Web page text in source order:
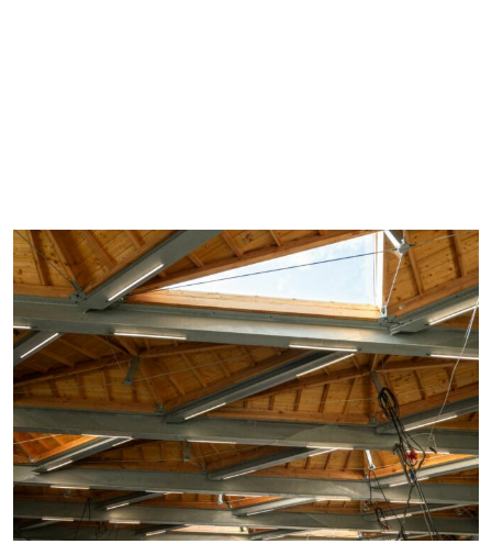
Next